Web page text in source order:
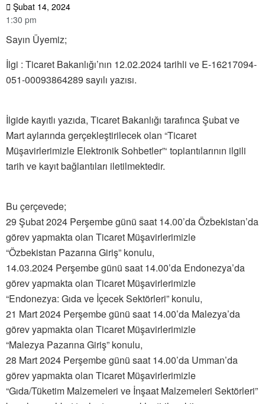
Şubat 14, 2024
1:30 pm
Sayın Üyemiz;
İlgi : Ticaret Bakanlığı’nın 12.02.2024 tarihli ve E-16217094-
051-00093864289 sayılı yazısı.
İlgide kayıtlı yazıda, Ticaret Bakanlığı tarafınca Şubat ve
Mart aylarında gerçekleştirilecek olan “Ticaret
Müşavirlerimizle Elektronik Sohbetler”‘ toplantılarının ilgili
tarih ve kayıt bağlantıları iletilmektedir.
Bu çerçevede;
29 Şubat 2024 Perşembe günü saat 14.00’da Özbekistan’da
görev yapmakta olan Ticaret Müşavirlerimizle
“Özbekistan Pazarına Giriş” konulu,
14.03.2024 Perşembe günü saat 14.00’da Endonezya’da
görev yapmakta olan Ticaret Müşavirlerimizle
“Endonezya: Gıda ve İçecek Sektörleri” konulu,
21 Mart 2024 Perşembe günü saat 14.00’da Malezya’da
görev yapmakta olan Ticaret Müşavirlerimizle
“Malezya Pazarına Giriş” konulu,
28 Mart 2024 Perşembe günü saat 14.00’da Umman’da
görev yapmakta olan Ticaret Müşavirlerimizle
“Gıda/Tüketim Malzemeleri ve İnşaat Malzemeleri Sektörleri”